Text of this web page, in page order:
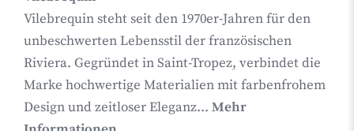
Vilebrequin steht seit den 1970er-Jahren für den
unbeschwerten Lebensstil der französischen
Riviera. Gegründet in Saint-Tropez, verbindet die
Marke hochwertige Materialien mit farbenfrohem
Design und zeitloser Eleganz... Mehr